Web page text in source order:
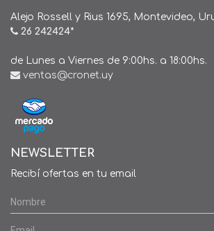
Alejo Rossell y Rius 1695, Montevideo,
26 242424*
de Lunes a Viernes de 9:00hs. a 18:00hs.
ventas@cronet.uy
NEWSLETTER
Recibí ofertas en tu email